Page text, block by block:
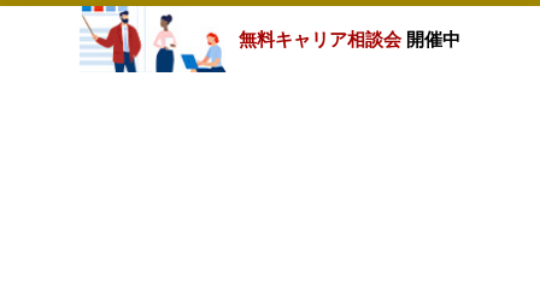
無料キャリア相談会 開催中